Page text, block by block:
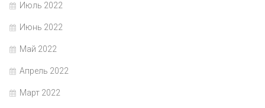
Июль 2022
Июнь 2022
Май 2022
Апрель 2022
Март 2022